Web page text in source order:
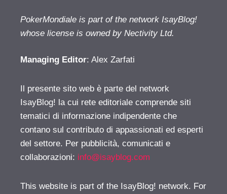
PokerMondiale is part of the network IsayBlog!
whose license is owned by Nectivity Ltd.
Managing Editor: Alex Zarfati
Il presente sito web è parte del network
IsayBlog! la cui rete editoriale comprende siti
tematici di informazione indipendente che
contano sul contributo di appassionati ed esperti
del settore. Per pubblicità, comunicati e
collaborazioni: info@isayblog.com
This website is part of the IsayBlog! network. For